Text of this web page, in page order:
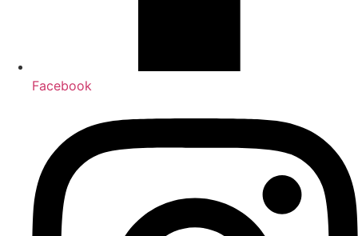
Facebook